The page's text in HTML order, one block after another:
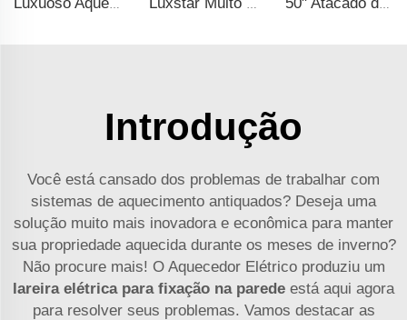
Luxuoso Aquecedor Interno de Lareira Elétrica de Parede de 50 Polegadas para Decoração Residencial com Chama Real Estilosa e Aparência Preta Luxstar Muito Vendido Lareira Elétrica LED Fixada na Parede com 3 Cores de Chamas Reais Suspensa Lareira Elétrica 50" Atacado de Lareiras Elétricas com WiFi Embutidas com Termostato Moldura Fina Controle Alexa APP
Introdução
Você está cansado dos problemas de trabalhar com
sistemas de aquecimento antiquados? Deseja uma
solução muito mais inovadora e econômica para manter
sua propriedade aquecida durante os meses de inverno?
Não procure mais! O Aquecedor Elétrico produziu um
lareira elétrica para fixação na parede está aqui agora
para resolver seus problemas. Vamos destacar as